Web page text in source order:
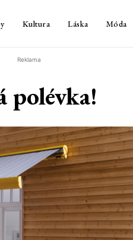
Kultura Láska Móda
Reklama
polévka!